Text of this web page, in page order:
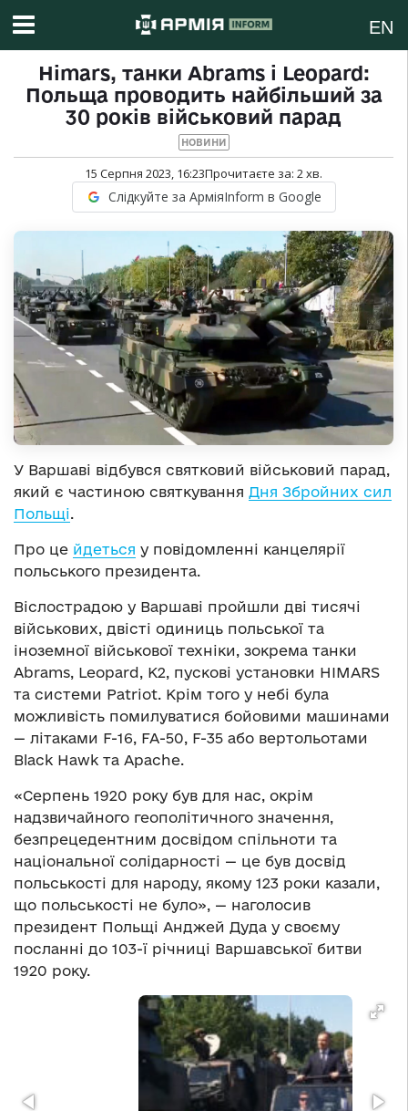
EN
Himars, танки Abrams і Leopard:
Польща проводить найбільший за
30 років військовий парад
НОВИНИ
15 Серпня 2023, 16:23Прочитаєте за: 2хв.
Слідкуйте за АрміяInform в Google
У Варшаві відбувся святковий військовий парад,
який є частиною святкування Дня Збройних сил
Польщі.
Про це йдеться у повідомленні канцелярії
польського президента.
Віслострадою у Варшаві пройшли дві тисячі
військових, двісті одиниць польської та
іноземної військової техніки, зокрема танки
Abrams, Leopard, K2, пускові установки HIMARS
та системи Patriot. Крім того у небі була
можливість помилуватися бойовими машинами
— літаками F-16, FA-50, F-35 або вертольотами
Black Hawk та Apache.
«Серпень 1920 року був для нас, окрім
надзвичайного геополітичного значення,
безпрецедентним досвідом спільноти та
національної солідарності — це був досвід
польськості для народу, якому 123 роки казали,
що польськості не було», — наголосив
президент Польщі Анджей Дуда у своєму
посланні до 103-ї річниці Варшавської битви
1920 року.